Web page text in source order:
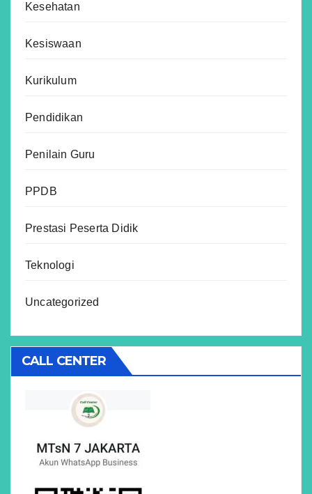
Kesehatan
Kesiswaan
Kurikulum
Pendidikan
Penilain Guru
PPDB
Prestasi Peserta Didik
Teknologi
Uncategorized
CALL CENTER